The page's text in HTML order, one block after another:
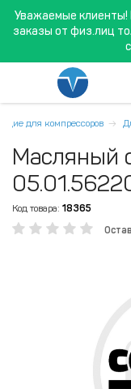
Уважаемые
заказы от физ.лиц
для компрессоров
Масляный
Код товара: 18365